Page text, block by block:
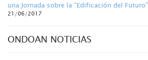
una Jornada sobre la “Edificación del Futuro”
21/06/2017
ONDOAN NOTICIAS